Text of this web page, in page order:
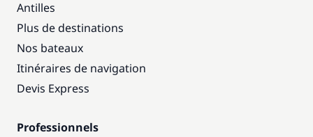
Antilles
Plus de destinations
Nos bateaux
Itinéraires de navigation
Devis Express
Professionnels